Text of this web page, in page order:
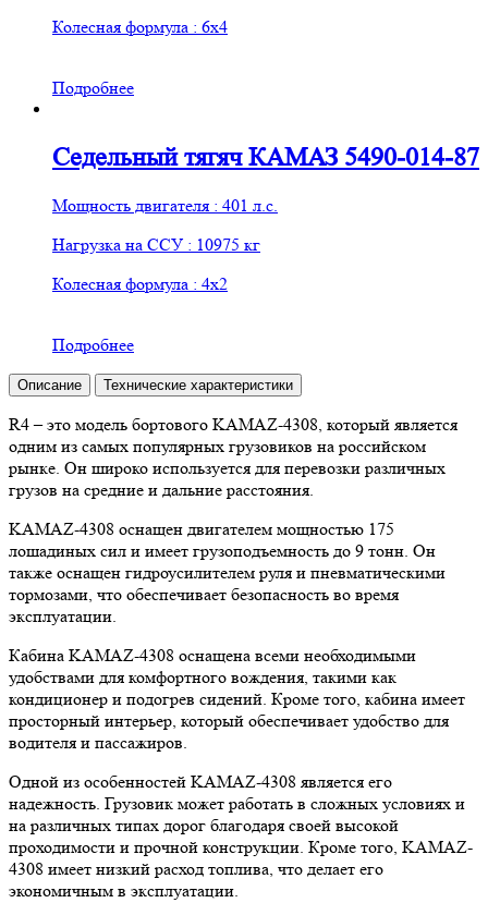
Колесная формула : 6х4
Подробнее
Седельный тягяч КАМАЗ 5490-014-87
Мощность двигателя : 401 л.с.
Нагрузка на ССУ : 10975 кг
Колесная формула : 4х2
Подробнее
Описание Технические характеристики
R4 – это модель бортового KAMAZ-4308, который является
одним из самых популярных грузовиков на российском
рынке. Он широко используется для перевозки различных
грузов на средние и дальние расстояния.
KAMAZ-4308 оснащен двигателем мощностью 175
лошадиных сил и имеет грузоподъемность до 9 тонн. Он
также оснащен гидроусилителем руля и пневматическими
тормозами, что обеспечивает безопасность во время
эксплуатации.
Кабина KAMAZ-4308 оснащена всеми необходимыми
удобствами для комфортного вождения, такими как
кондиционер и подогрев сидений. Кроме того, кабина имеет
просторный интерьер, который обеспечивает удобство для
водителя и пассажиров.
Одной из особенностей KAMAZ-4308 является его
надежность. Грузовик может работать в сложных условиях и
на различных типах дорог благодаря своей высокой
проходимости и прочной конструкции. Кроме того, KAMAZ-
4308 имеет низкий расход топлива, что делает его
экономичным в эксплуатации.